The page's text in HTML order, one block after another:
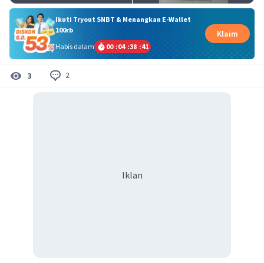
Ikuti Tryout SNBT & Menangkan E-Wallet
100rb
Habis dalam
00 :04 :38 :41
Klaim
3 2
Iklan